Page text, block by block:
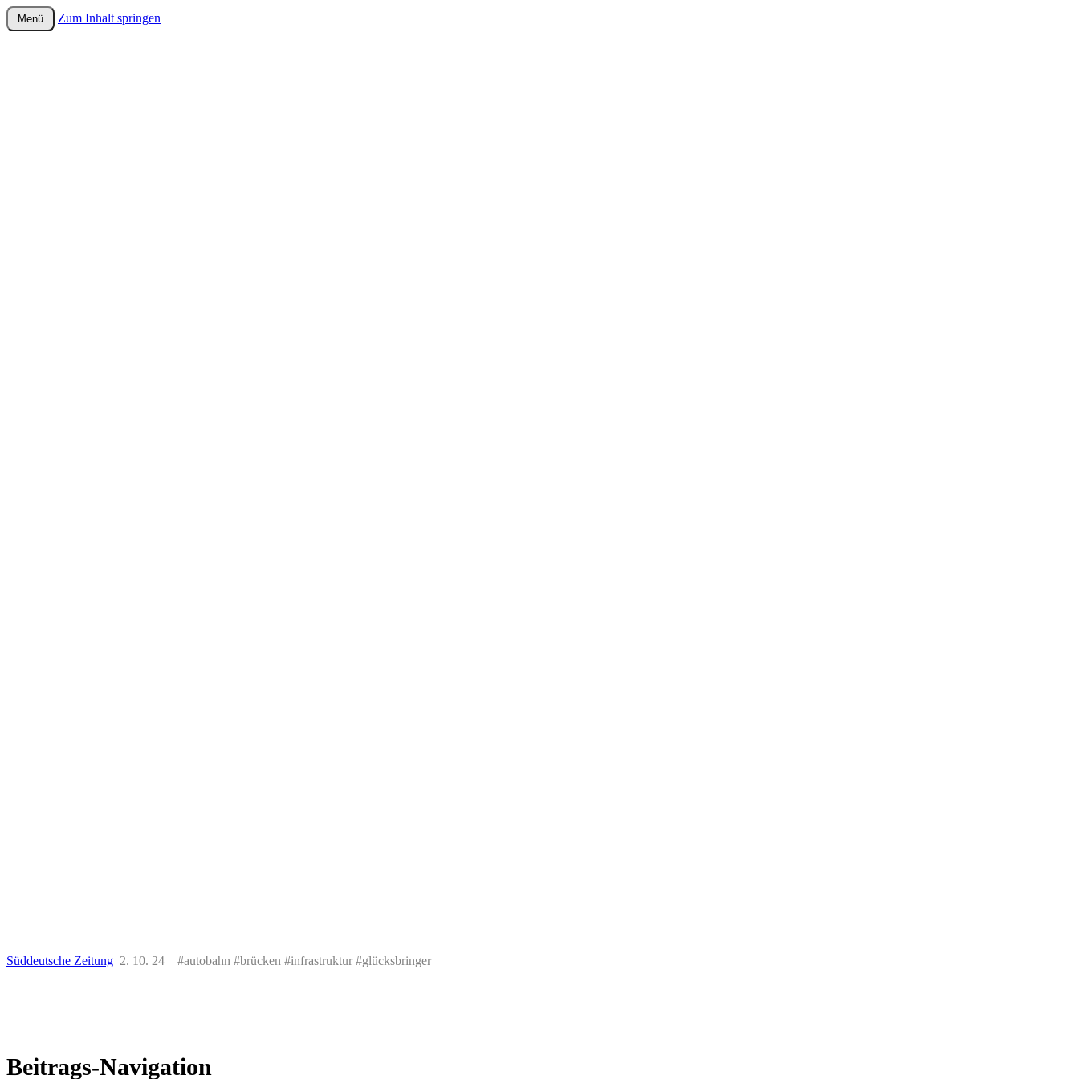
wurster-cartoon-blog.de
Menü Zum Inhalt springen
Süddeutsche Zeitung 2. 10. 24 #autobahn #brücken #infrastruktur #glücksbringer
Beitrags-Navigation